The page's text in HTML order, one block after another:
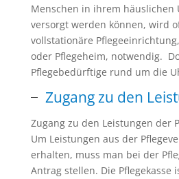
Menschen in ihrem
versorgt werden können, wird
vollstationäre
oder Pflegeheim, notwendig.
Pflegebedürftige rund um die
Zugang zu den
Zugang zu den Leistungen der
Um Leistungen aus der
erhalten, muss man bei der
Antrag stellen. Die Pflegekasse